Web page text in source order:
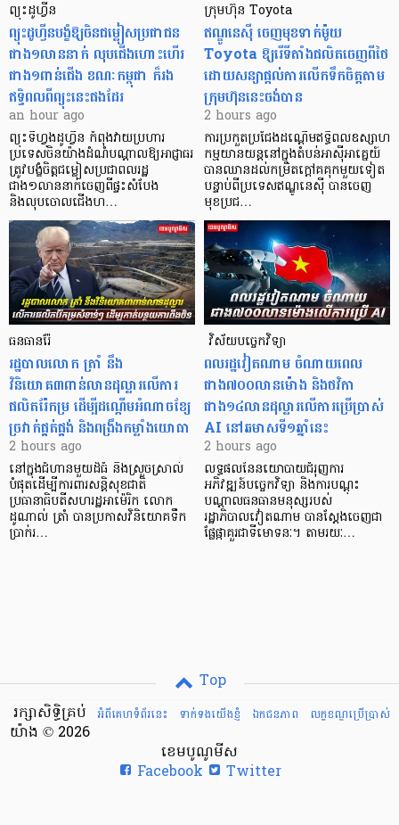
ព្យុះដូហ្វីន
ព្យុះដូហ្វីនបង្ខំឱ្យចិនជម្លៀសប្រជាជន
ជាង១លាននាក់ លុបជើងហោះហើរ
ជាង១ពាន់ជើង ខណៈកម្ពុជា ក៏រង
ឥទ្ធិពលពីព្យុះនេះផងដែរ
an hour ago
ព្យុះទីហ្វុងដូហ្វីន កំពុងវាយប្រហារ
ប្រទេសចិនយ៉ាងដំណំបណ្តាលឱ្យអាជ្ញាធរ
ត្រូវបង្ខំចិត្តជម្លៀសប្រជាពលរដ្ឋ
ជាង១លាននាក់ចេញពីផ្ទះសំបែង
និងលុបចោលជើងហ…
ក្រុមហ៊ុន Toyota
ឥណ្ឌូនេស៊ី ចេញមុខទាក់ម៉ូយ
Toyota ឱ្យរើទីតាំងផលិតចេញពីថៃ
ដោយសន្យាផ្តល់ការលើកទឹកចិត្តតាម
ក្រុមហ៊ុននេះចង់បាន
2 hours ago
ការប្រកួតប្រជែងដណ្តើមឥទ្ធិពលឧស្សាហ
កម្មយានយន្តនៅក្នុងតំបន់អាស៊ីអាគ្នេយ៍
បានឈានដល់កម្រិតក្ដៅគគុកមួយទៀត
បន្ទាប់ពីប្រទេសឥណ្ឌូនេស៊ី បានចេញ
មុខប្រជ…
ធនធានរ៉ែ
​រដ្ឋបាលលោក ត្រាំ នឹង​
វិនិយោគ៣ពាន់លានដុល្លារលើការ
ផលិតរ៉ែកម្រ ដើម្បីដណ្តើមអំណាចខ្សែ
ច្រវាក់ផ្គត់ផ្គង់ និងពង្រឹងកម្លាំងយោធា
2 hours ago
នៅក្នុងជំហានមួយដ៏ធំ និងស្រួចស្រាល់
បំផុតដើម្បីការពារសន្តិសុខជាតិ
ប្រធានាធិបតីសហរដ្ឋអាម៉េរិក លោក
ដូណាល់ ត្រាំ បានប្រកាសវិនិយោគទឹក
ប្រាក់រ…
​​​​​​​​​​​​​​​​​​​​​​​​​​​​​ វិស័យបច្ចេកវិទ្យា
ពលរដ្ឋវៀតណាម ​ចំណាយពេល
ជាង៧០០លានម៉ោង និងថវិកា
ជាង១៤លានដុល្លារលើការប្រើប្រាស់
AI នៅឆមាសទី១ឆ្នាំនេះ
2 hours ago
លទ្ធផលនៃនយោបាយជំរុញការ
អភិវឌ្ឍន៍បច្ចេកវិទ្យា និងការបណ្តុះ
បណ្តាលធនធានមនុស្សរបស់
រដ្ឋាភិបាលវៀតណាម បានស្តែងចេញជា
ផ្លែផ្កាគួរជាទីមោទនៈ។ តាមរយៈ…
Top
អំពីគេហទំព័រនេះ
ទាក់ទងយើងខ្ញំ ឯកជនភាព លក្ខខណ្ឌ​ប្រើ​ប្រាស់
រក្សាសិទ្ធិគ្រប់
យ៉ាង © 2026
ខេមបូណូមីស
Facebook
Twitter